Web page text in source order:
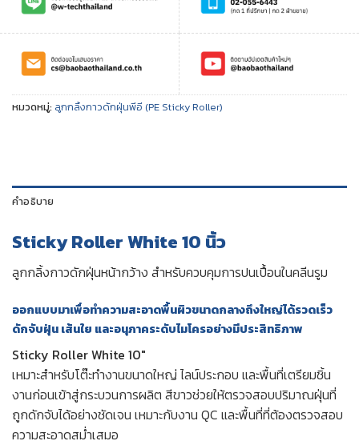
หมวดหมู่: ลูกกลิ้งกาวดักฝุ่นพีอี (PE Sticky Roller)
คำอธิบาย
Sticky Roller White 10 นิ้ว
ลูกกลิ้งกาวดักฝุ่นหน้ากว้าง สำหรับควบคุมการปนเปื้อนในคลีนรูม
ออกแบบมาเพื่อทำความสะอาดพื้นผิวขนาดกลางถึงใหญ่ได้รวดเร็ว
ดักจับฝุ่น เส้นใย และอนุภาคระดับไมโครอย่างมีประสิทธิภาพ
Sticky Roller White 10″
เหมาะสำหรับโต๊ะทำงานขนาดใหญ่ ไลน์ประกอบ และพื้นที่เตรียมชิ้น
งานก่อนเข้าสู่กระบวนการผลิต สีขาวช่วยให้ตรวจสอบปริมาณฝุ่นที่
ถูกดักจับได้อย่างชัดเจน เหมาะกับงาน QC และพื้นที่ที่ต้องตรวจสอบ
ความสะอาดสม่ำเสมอ